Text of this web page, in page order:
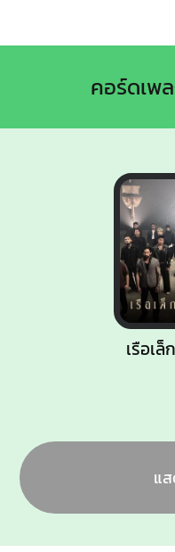
คอร์ดเพ
แ